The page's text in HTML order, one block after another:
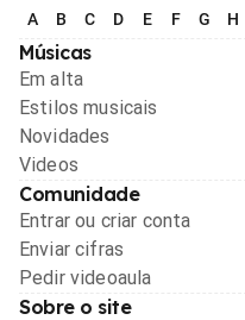
A B C D E F G H
Músicas
Em alta
Estilos musicais
Novidades
Videos
Comunidade
Entrar ou criar conta
Enviar cifras
Pedir videoaula
Sobre o site